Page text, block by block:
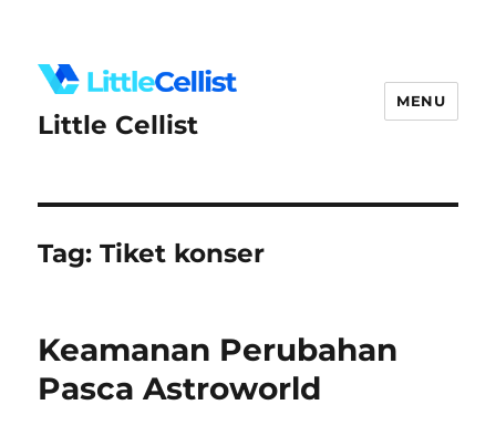
Little Cellist
MENU
Tag:Tiket konser
Keamanan Perubahan
Pasca Astroworld